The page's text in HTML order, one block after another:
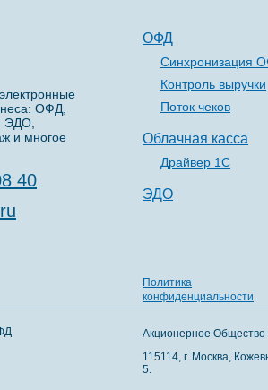
Политика
конфиденциальности
ОФД,
ЭДО,
и многое
40
Драйвер 1С
Облачная касса
Синхронизация
Контроль выручки
Поток чеков
ОФД
ЭДО
Акционерное Общество
115114, г. Москва,
5.